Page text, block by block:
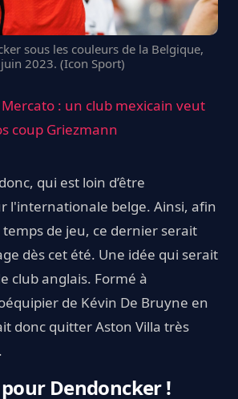
sous les couleurs de la Belgique,
2023. (Icon Sport)
Mercato : un club mexicain veut
coup Griezmann
qui est loin d’être
l'internationale belge. Ainsi, afin
de jeu, ce dernier serait
dès cet été. Une idée qui serait
club anglais. Formé à
de Kévin De Bruyne en
donc quitter Aston Villa très
Dendoncker !